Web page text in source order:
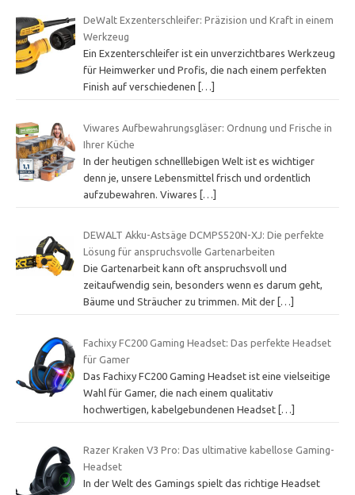
DeWalt Exzenterschleifer: Präzision und Kraft in einem
Werkzeug
Ein Exzenterschleifer ist ein unverzichtbares Werkzeug
für Heimwerker und Profis, die nach einem perfekten
Finish auf verschiedenen
[…]
Viwares Aufbewahrungsgläser: Ordnung und Frische in
Ihrer Küche
In der heutigen schnelllebigen Welt ist es wichtiger
denn je, unsere Lebensmittel frisch und ordentlich
aufzubewahren. Viwares […]
DEWALT Akku-Astsäge DCMPS520N-XJ: Die perfekte
Lösung für anspruchsvolle Gartenarbeiten
Die Gartenarbeit kann oft anspruchsvoll und
zeitaufwendig sein, besonders wenn es darum geht,
Bäume und Sträucher zu trimmen. Mit der […]
Fachixy FC200 Gaming Headset: Das perfekte Headset
für Gamer
Das Fachixy FC200 Gaming Headset ist eine vielseitige
Wahl für Gamer, die nach einem qualitativ
hochwertigen, kabelgebundenen Headset […]
Razer Kraken V3 Pro: Das ultimative kabellose Gaming-
Headset
In der Welt des Gamings spielt das richtige Headset